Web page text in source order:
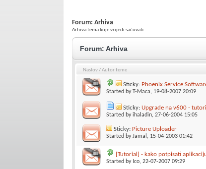
Forum: Arhiva
Arhiva tema koje vrijedi sačuvati
Forum: Arhiva
Naslov/Autor teme
Sticky: Phoenix Service
Started byT-Maca, 19-08-2007 20:09
Sticky: Upgrade na v600 -
Started byihaladin, 27-06-2004 15:05
Sticky: Picture Uploader
Started byJamal , 15-04-2003 01:42
[Tutorial] - kako potpisati
Started by Ico, 22-07-2007 09:29